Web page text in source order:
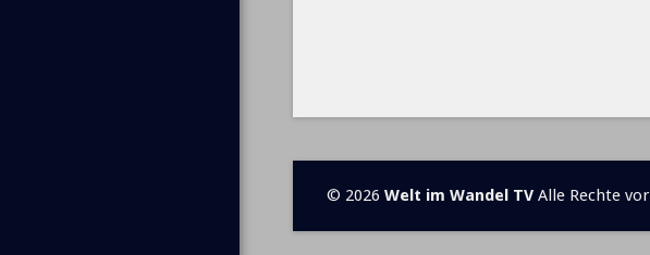
© 2026 Welt im Wandel TVAlle Rechte